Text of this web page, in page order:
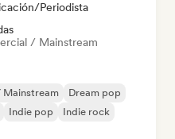
Periodista
/ Mainstream
Dream pop
Indie pop
Indie rock